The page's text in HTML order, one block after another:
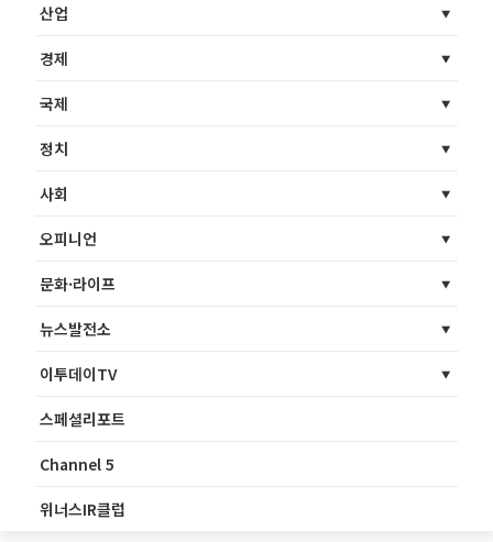
산업
경제
국제
정치
사회
오피니언
문화·라이프
뉴스발전소
이투데이TV
스페셜리포트
Channel 5
위너스IR클럽